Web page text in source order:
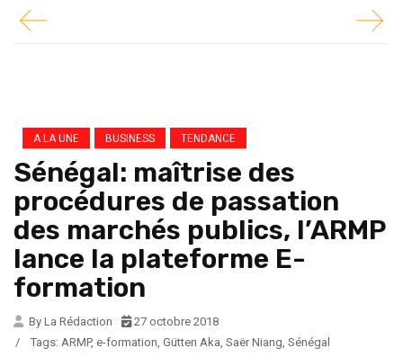
A LA UNE BUSINESS TENDANCE
Sénégal: maîtrise des
procédures de passation
des marchés publics, l’ARMP
lance la plateforme E-
formation
By La Rédaction
27 octobre 2018
/
Tags: ARMP, e-formation, Gütten Aka, Saër Niang, Sénégal